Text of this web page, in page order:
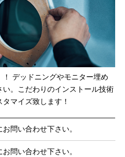
デッドニングやモニター埋め
。こだわりのインストール技術
マイズ致します！
お問い合わせ下さい。
お問い合わせ下さい。